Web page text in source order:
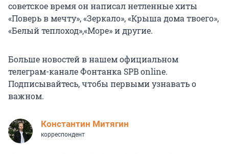
советское время он написал нетленные хиты
«Поверь в мечту», «Зеркало», «Крыша дома твоего»,
«Белый теплоход»,«Море» и другие.
Больше новостей в нашем официальном
телеграм-канале Фонтанка SPB online.
Подписывайтесь, чтобы первыми узнавать о
важном.
Константин Митягин
корреспондент